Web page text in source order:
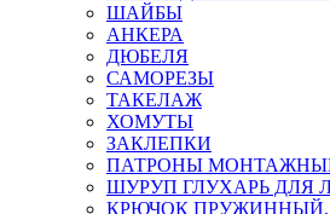
ШАЙБЫ
АНКЕРА
ДЮБЕЛЯ
САМОРЕЗЫ
ТАКЕЛАЖ
ХОМУТЫ
ЗАКЛЕПКИ
ПАТРОНЫ
ШУРУП ГЛУХАРЬ ДЛЯ
КРЮЧОК ПРУЖИННЫЙ,